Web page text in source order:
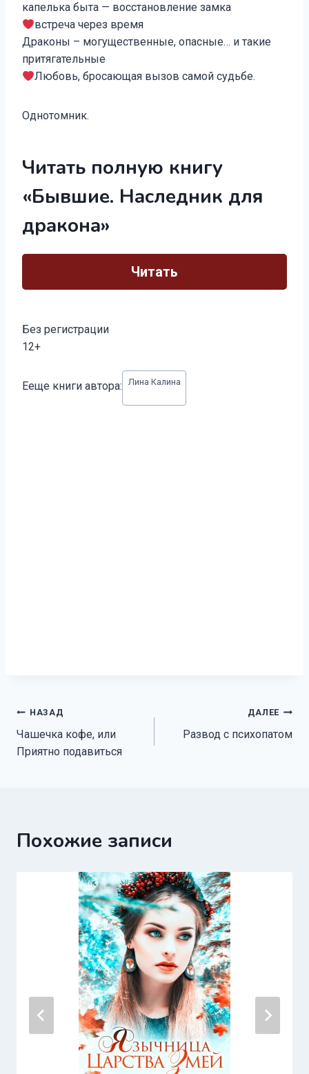
капелька быта — восстановление замка
‍встреча через время‍
Драконы – могущественные, опасные… и такие
притягательные
‍Любовь, бросающая вызов самой судьбе.
Однотомник.
Читать полную книгу
«Бывшие. Наследник для
дракона»
Читать
Без регистрации
12+
записи:
Ееще книги автора: Лина Калина
Навигация
по
НАЗАД
Чашечка кофе, или
Приятно подавиться
ДАЛЕЕ
Развод с психопатом
Похожие записи